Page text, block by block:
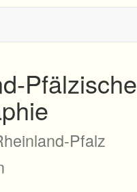
Pfälzische
Pfalz